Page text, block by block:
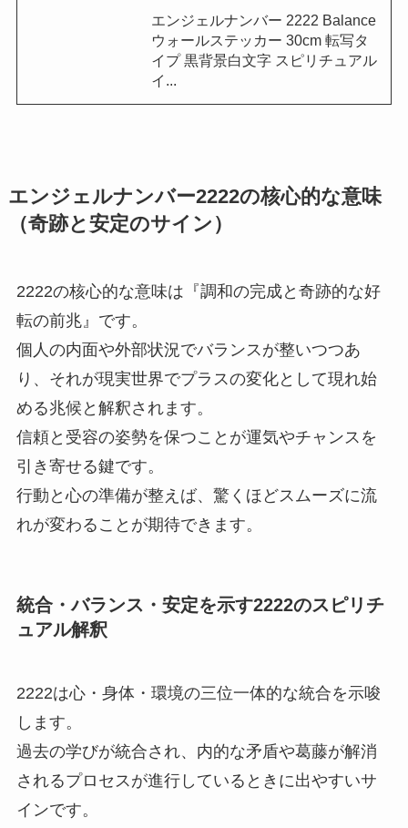
エンジェルナンバー 2222 Balance
ウォールステッカー 30cm 転写タ
イプ 黒背景白文字 スピリチュアル
イ...
エンジェルナンバー2222の核心的な意味
（奇跡と安定のサイン）
2222の核心的な意味は『調和の完成と奇跡的な好
転の前兆』です。
個人の内面や外部状況でバランスが整いつつあ
り、それが現実世界でプラスの変化として現れ始
める兆候と解釈されます。
信頼と受容の姿勢を保つことが運気やチャンスを
引き寄せる鍵です。
行動と心の準備が整えば、驚くほどスムーズに流
れが変わることが期待できます。
統合・バランス・安定を示す2222のスピリチ
ュアル解釈
2222は心・身体・環境の三位一体的な統合を示唆
します。
過去の学びが統合され、内的な矛盾や葛藤が解消
されるプロセスが進行しているときに出やすいサ
インです。